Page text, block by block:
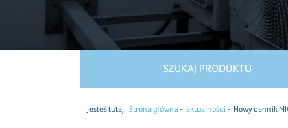
SZUKAJ PRODUKTU
Jesteś tutaj: Strona główna aktualności Nowy cennik